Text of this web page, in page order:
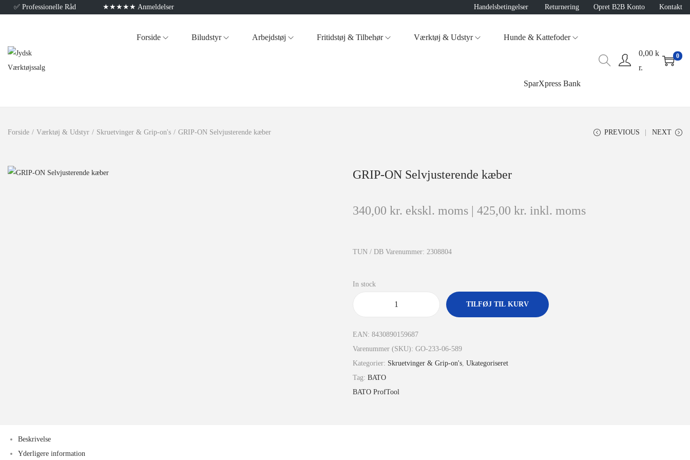
✅ Professionelle Råd ★★★★★ Anmeldelser Handelsbetingelser Returnering Opret B2B Konto Kontakt
Forside Biludstyr Arbejdstøj Fritidstøj & Tilbehør Værktøj & Udstyr Hunde & Kattefoder
SparXpress Bank
0,00 k
r.
0
Forside / Værktøj & Udstyr / Skruetvinger & Grip-on's / GRIP-ON Selvjusterende kæber PREVIOUS NEXT
GRIP-ON Selvjusterende kæber
340,00 kr. ekskl. moms | 425,00 kr. inkl. moms
TUN / DB Varenummer: 2308804
In stock
TILFØJ TIL KURV
EAN: 8430890159687
Varenummer (SKU): GO-233-06-589
Kategorier: Skruetvinger & Grip-on's, Ukategoriseret
Tag: BATO
BATO ProfTool
Beskrivelse
Yderligere information